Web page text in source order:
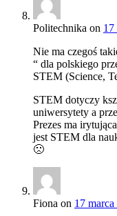
Politechnika on 17
Nie ma czegoś
“ dla polskiego
STEM (Science,
STEM dotyczy
uniwersytety a
Prezes ma
jest STEM dla
🙁
Fiona on 17